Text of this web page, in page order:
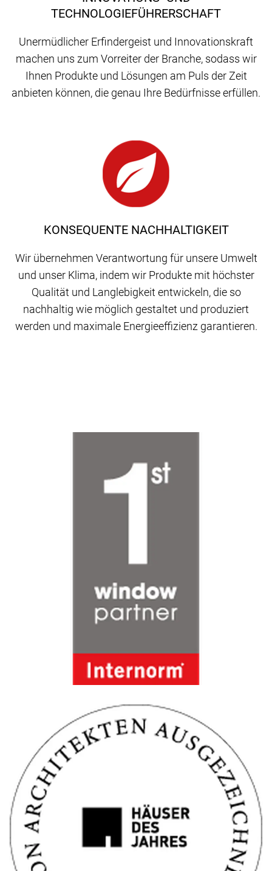
KONSEQUENTE NACHHALTIGKEIT
Wir übernehmen Verantwortung für unsere Umwelt
und unser Klima, indem wir Produkte mit höchster
Qualität und Langlebigkeit entwickeln, die so
nachhaltig wie möglich gestaltet und produziert
werden und maximale Energieeffizienz garantieren.
TECHNOLOGIEFÜHRERSCHAFT
Unermüdlicher Erfindergeist und Innovationskraft
machen uns zum Vorreiter der Branche, sodass wir
Ihnen Produkte und Lösungen am Puls der Zeit
anbieten können, die genau Ihre Bedürfnisse erfüllen.